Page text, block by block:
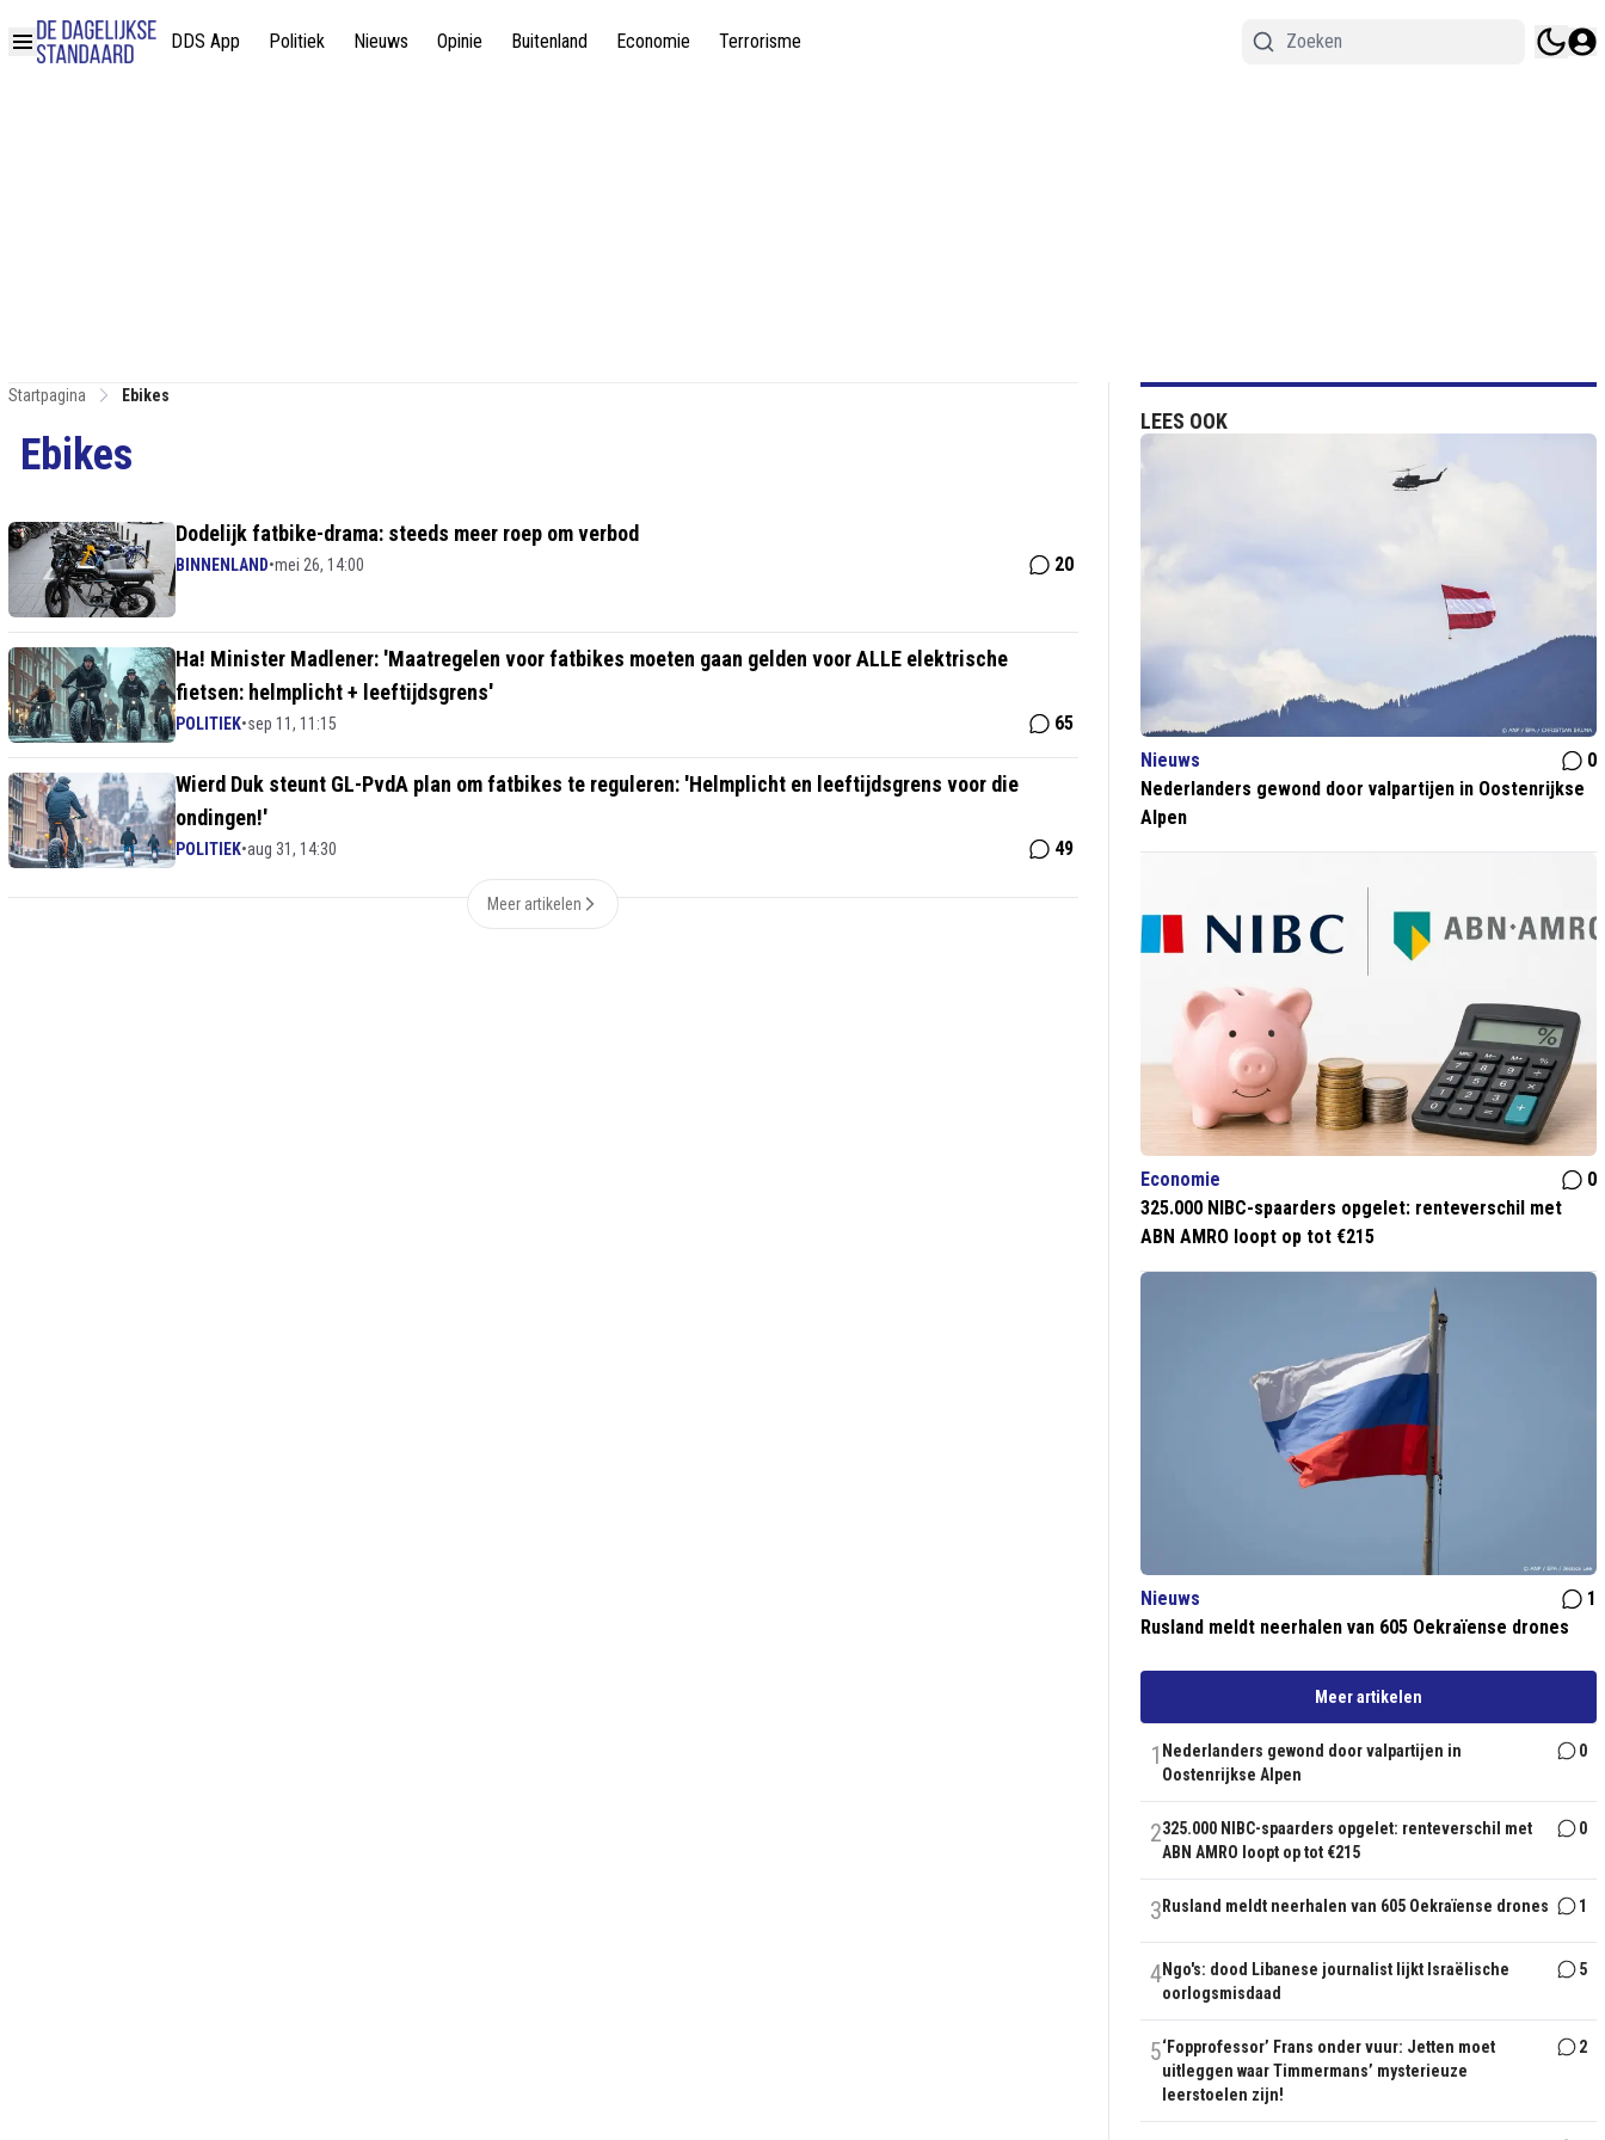
DDS App Politiek Nieuws Opinie Buitenland Economie Terrorisme
Startpagina Ebikes
Ebikes
Dodelijk fatbike-drama: steeds meer roep om verbod
BINNENLAND•mei 26, 14:00 20
Ha! Minister Madlener: 'Maatregelen voor fatbikes moeten gaan gelden voor ALLE elektrische
fietsen: helmplicht + leeftijdsgrens'
POLITIEK•sep 11, 11:15 65
Wierd Duk steunt GL-PvdA plan om fatbikes te reguleren: 'Helmplicht en leeftijdsgrens voor die
ondingen!'
POLITIEK•aug 31, 14:30 49
Meer artikelen
LEES OOK
Nieuws
0
Nederlanders gewond door valpartijen in Oostenrijkse
Alpen
Economie
0
325.000 NIBC-spaarders opgelet: renteverschil met
ABN AMRO loopt op tot €215
Nieuws
1
Rusland meldt neerhalen van 605 Oekraïense drones
Meer artikelen
1 Nederlanders gewond door valpartijen in
Oostenrijkse Alpen
0
2325.000 NIBC-spaarders opgelet: renteverschil met
ABN AMRO loopt op tot €215
0
3 Rusland meldt neerhalen van 605 Oekraïense drones 1
4Ngo's: dood Libanese journalist lijkt Israëlische
oorlogsmisdaad
5
5‘Fopprofessor’ Frans onder vuur: Jetten moet
uitleggen waar Timmermans’ mysterieuze
leerstoelen zijn!
2